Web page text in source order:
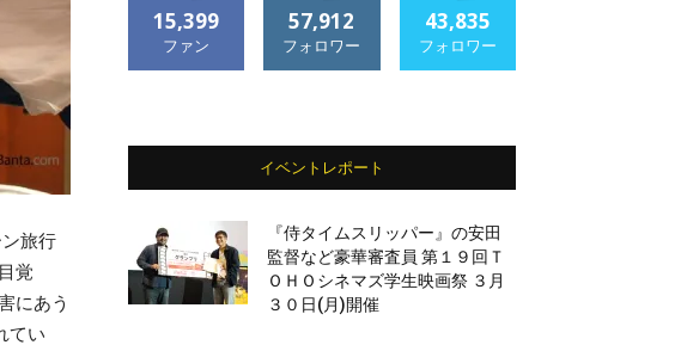
旅行
覚
にあう
てい
15,399
ファン
57,912
フォロワー
43,835
フォロワー
イベントレポート
『侍タイムスリッパー』の安田
監督など豪華審査員 第１９回Ｔ
ＯＨＯシネマズ学生映画祭 ３月
３０日(月)開催